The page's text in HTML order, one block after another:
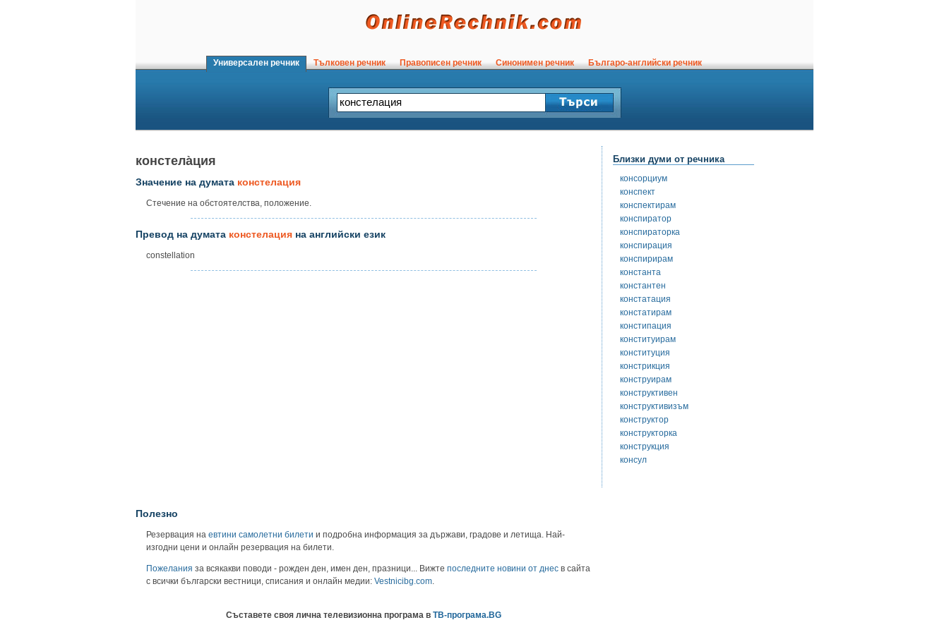
Универсален речник Тълковен речник Правописен речник Синонимен речник Българо-английски речник
констела̀ция
Значение на думата констелация
Стечение на обстоятелства, положение.
Превод на думата констелация на английски език
constellation
Полезно
Резервация на евтини самолетни билети и подробна информация за държави, градове и летища. Най-
изгодни цени и онлайн резервация на билети.
Пожелания за всякакви поводи - рожден ден, имен ден, празници... Вижте последните новини от днес в сайта
с всички български вестници, списания и онлайн медии: Vestnicibg.com.
Съставете своя лична телевизионна програма в ТВ-програма.BG
Близки думи от речника
консорциум
конспект
конспектирам
конспиратор
конспираторка
конспирация
конспирирам
константа
константен
констатация
констатирам
констипация
конституирам
конституция
констрикция
конструирам
конструктивен
конструктивизъм
конструктор
конструкторка
конструкция
консул